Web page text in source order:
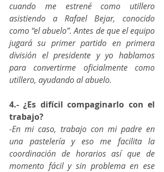
cuando me estrené como utillero
asistiendo a Rafael Bejar, conocido
como “el abuelo”. Antes de que el equipo
jugará su primer partido en primera
división el presidente y yo hablamos
para convertirme oficialmente como
utillero, ayudando al abuelo.
4.- ¿Es difícil compaginarlo con el
trabajo?
-En mi caso, trabajo con mi padre en
una pastelería y eso me facilita la
coordinación de horarios así que de
momento fácil y sin problema en ese